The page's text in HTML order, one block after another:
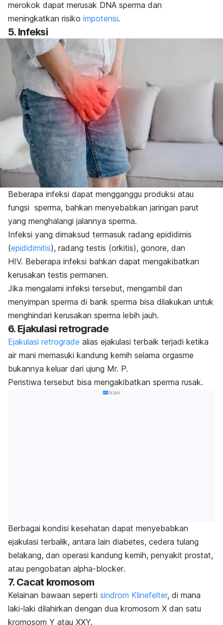
merokok dapat merusak DNA sperma dan
meningkatkan risiko impotensi.
5. Infeksi
Beberapa infeksi dapat mengganggu produksi atau
fungsi sperma, bahkan menyebabkan jaringan parut
yang menghalangi jalannya sperma.
Infeksi yang dimaksud termasuk radang epididimis
(epididimitis), radang testis (orkitis), gonore, dan
HIV. Beberapa infeksi bahkan dapat mengakibatkan
kerusakan testis permanen.
Jika mengalami infeksi tersebut, mengambil dan
menyimpan sperma di bank sperma bisa dilakukan untuk
menghindari kerusakan sperma lebih jauh.
6. Ejakulasi retrograde
Ejakulasi retrograde alias ejakulasi terbaik terjadi ketika
air mani memasuki kandung kemih selama orgasme
bukannya keluar dari ujung Mr. P.
Peristiwa tersebut bisa mengakibatkan sperma rusak.
Iklan
Berbagai kondisi kesehatan dapat menyebabkan
ejakulasi terbalik, antara lain diabetes, cedera tulang
belakang, dan operasi kandung kemih, penyakit prostat,
atau pengobatan alpha-blocker.
7. Cacat kromosom
Kelainan bawaan seperti sindrom Klinefelter, di mana
laki-laki dilahirkan dengan dua kromosom X dan satu
kromosom Y atau XXY.